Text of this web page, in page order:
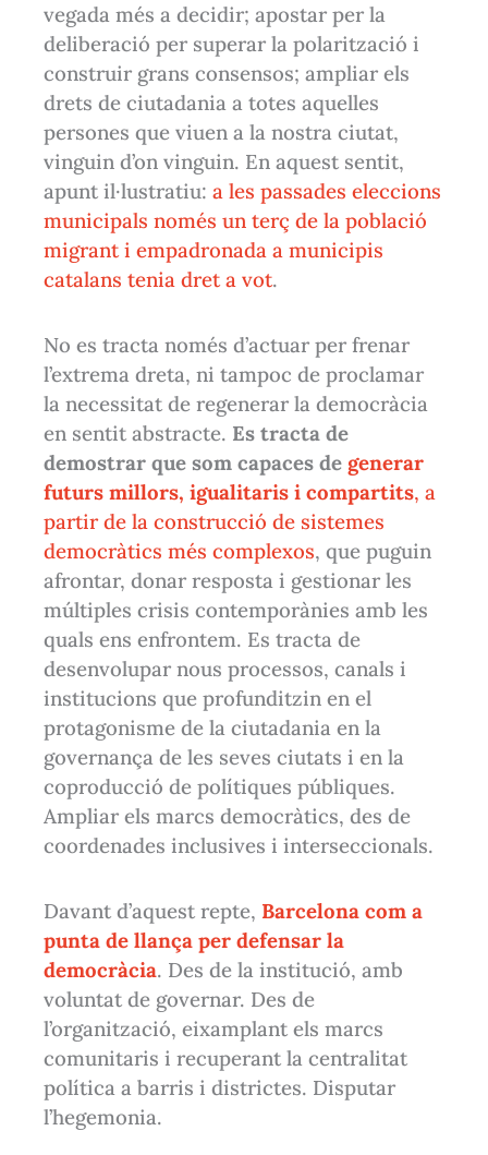
vegada més a decidir; apostar per la
deliberació per superar la polarització i
construir grans consensos; ampliar els
drets de ciutadania a totes aquelles
persones que viuen a la nostra ciutat,
vinguin d’on vinguin. En aquest sentit,
apunt il·lustratiu:a les passades eleccions
municipals només un terç de la població
migrant i empadronada a municipis
catalans tenia dret a vot.
No es tracta només d’actuar per frenar
l’extrema dreta, ni tampoc de proclamar
la necessitat de regenerar la democràcia
en sentit abstracte. Es tracta de
demostrar que som capaces de generar
futurs millors, igualitaris i compartits, a
partir de la construcció de sistemes
democràtics més complexos, que puguin
afrontar, donar resposta i gestionar les
múltiples crisis contemporànies amb les
quals ens enfrontem. Es tracta de
desenvolupar nous processos, canals i
institucions que profunditzin en el
protagonisme de la ciutadania en la
governança de les seves ciutats i en la
coproducció de polítiques públiques.
Ampliar els marcs democràtics, des de
coordenades inclusives i interseccionals.
Davant d’aquest repte, Barcelona com a
punta de llança per defensar la
democràcia. Des de la institució, amb
voluntat de governar. Des de
l’organització, eixamplant els marcs
comunitaris i recuperant la centralitat
política a barris i districtes. Disputar
l’hegemonia.